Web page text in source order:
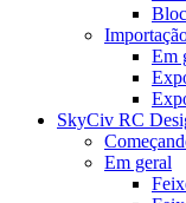
Em
SkyCiv RC
Em geral